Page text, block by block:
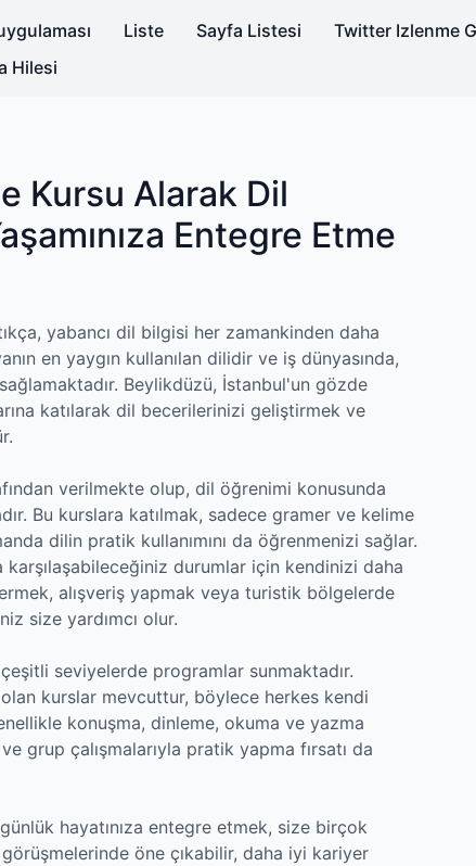
Liste Sayfa Listesi
Twitter Izlenme
Hilesi
Kursu Alarak Dil
Entegre Etme
yabancı dil bilgisi her zamankinden daha
en yaygın kullanılan dilidir ve iş dünyasında,
Beylikdüzü, İstanbul'un gözde
katılarak dil becerilerinizi geliştirmek ve
verilmekte olup, dil öğrenimi konusunda
Bu kurslara katılmak, sadece gramer ve kelime
dilin pratik kullanımını da öğrenmenizi sağlar.
durumlar için kendinizi daha
alışveriş yapmak veya turistik bölgelerde
size yardımcı olur.
seviyelerde programlar sunmaktadır.
kurslar mevcuttur, böylece herkes kendi
konuşma, dinleme, okuma ve yazma
grup çalışmalarıyla pratik yapma fırsatı da
hayatınıza entegre etmek, size birçok
öne çıkabilir, daha iyi kariyer